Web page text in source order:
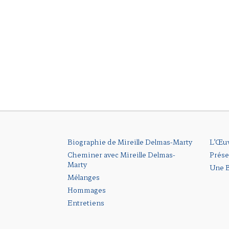
Biographie de Mireille Delmas-Marty
Cheminer avec Mireille Delmas-
Marty
Mélanges
Hommages
Entretiens
Une